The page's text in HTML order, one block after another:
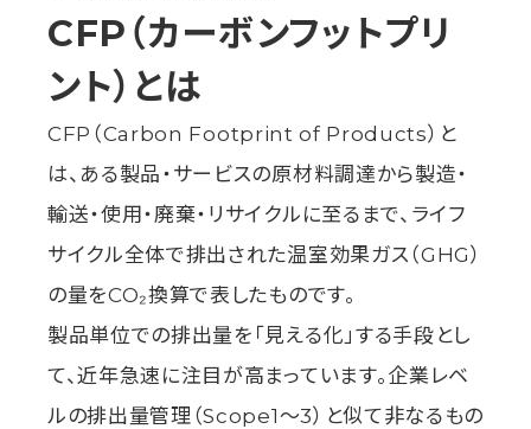
CFP（カーボンフットプリ
ント）とは
CFP（Carbon Footprint of Products）と
は、ある製品・サービスの原材料調達から製造・
輸送・使用・廃棄・リサイクルに至るまで、ライフ
サイクル全体で排出された温室効果ガス（GHG）
の量をCO₂換算で表したものです。
製品単位での排出量を「見える化」する手段とし
て、近年急速に注目が高まっています。企業レベ
ルの排出量管理（Scope1〜3）と似て非なるもの